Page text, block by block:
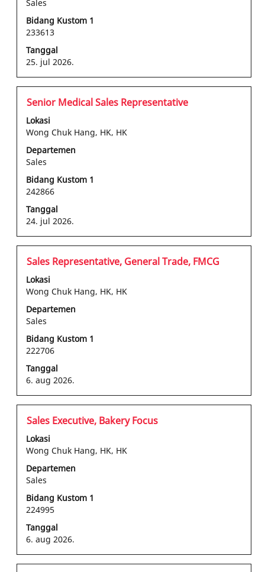
Sales
Bidang Kustom 1
233613
Tanggal
25. jul 2026.
konten
lengkap
informasi
pekerjaan
tersebut.
Jabatan
Senior Medical Sales Representative
Lokasi
Wong Chuk Hang, HK, HK
Departemen
Sales
Bidang Kustom 1
242866
Tanggal
24. jul 2026.
Pilih
dengan
bilah
spasi
untuk
melihat
konten
lengkap
informasi
pekerjaan
Jabatan
Sales Representative, General Trade, FMCG
Lokasi
Wong Chuk Hang, HK, HK
Departemen
Sales
Bidang Kustom 1
222706
Tanggal
6. aug 2026.
Pilih
dengan
bilah
spasi
untuk
melihat
konten
lengkap
informasi
pekerjaan
Jabatan
Sales Executive, Bakery Focus
Lokasi
Wong Chuk Hang, HK, HK
Departemen
Sales
Bidang Kustom 1
224995
Tanggal
6. aug 2026.
Pilih
dengan
bilah
spasi
untuk
melihat
konten
lengkap
informasi
pekerjaan